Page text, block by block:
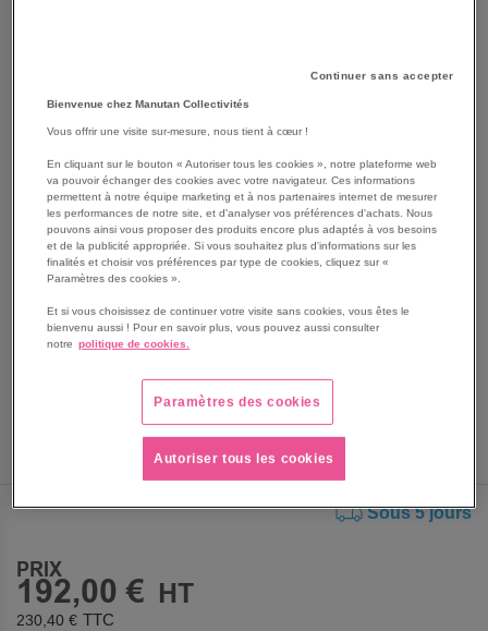
SKIP
BEGINNING
IMAGES
GALLERY
Les avantages
boîtes de 250 lames de rasoir.
Lames de boulanger en acier inoxydable.
Conformes aux règles d'hygiène et de sécurité en
Non cassantes.
Voir le descriptif complet
Sous 5 jours
PRIX
192,00 €
230,40 €
Continuer sans accepter
Bienvenue chez Manutan Collectivités
Vous offrir une visite sur-mesure, nous tient à cœur !
En cliquant sur le bouton « Autoriser tous les cookies », notre plateforme web
va pouvoir échanger des cookies avec votre navigateur. Ces informations
permettent à notre équipe marketing et à nos partenaires internet de mesurer
les performances de notre site, et d'analyser vos préférences d'achats. Nous
pouvons ainsi vous proposer des produits encore plus adaptés à vos besoins
et de la publicité appropriée. Si vous souhaitez plus d'informations sur les
finalités et choisir vos préférences par type de cookies, cliquez sur «
Paramètres des cookies ».
Et si vous choisissez de continuer votre visite sans cookies, vous êtes le
bienvenu aussi ! Pour en savoir plus, vous pouvez aussi consulter
notre politique de cookies.
Paramètres des cookies
Autoriser tous les cookies